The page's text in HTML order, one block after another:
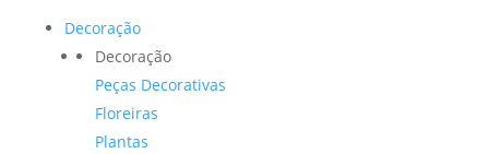
Decoração
Decoração
Peças Decorativas
Floreiras
Plantas